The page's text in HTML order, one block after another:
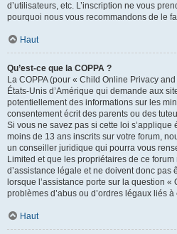
d’utilisateurs, etc. L’inscription ne vous
pourquoi nous vous recommandons de le
Haut
Qu’est-ce que la COPPA ?
La COPPA (pour « Child Online Privacy
États-Unis d’Amérique qui demande aux
potentiellement des informations sur les
consentement écrit des parents ou des
Si vous ne savez pas si cette loi
moins de 13 ans inscrits sur votre forum,
un conseiller juridique qui pourra vous
Limited et que les propriétaires de ce
d’assistance légale et ne doivent donc pas
lorsque l’assistance porte sur la question
problèmes d’abus ou d’ordres légaux liés à
Haut